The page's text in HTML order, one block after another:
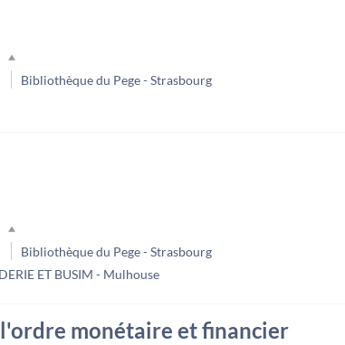
Bibliothèque du Pege - Strasbourg
Bibliothèque du Pege - Strasbourg
ET BUSIM - Mulhouse
monétaire et financier